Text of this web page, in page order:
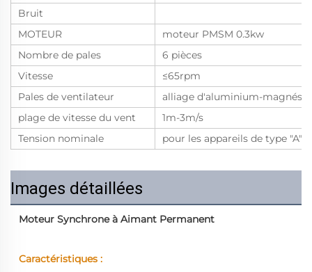
Bruit
MOTEUR
moteur PMSM 0.3kw
Nombre de pales
6 pièces
Vitesse
≤65rpm
Pales de ventilateur
alliage d'aluminium-
plage de vitesse du vent
1m-3m/s
Tension nominale
pour les appareils de type "A"
Images détaillées
Moteur Synchrone à Aimant Permanent
Caractéristiques :